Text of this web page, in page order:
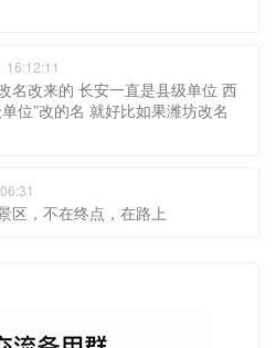
16:12:11
名改来的 长安一直是县级单位 西
位”改的名 就好比如果潍坊改名
区，不在终点，在路上